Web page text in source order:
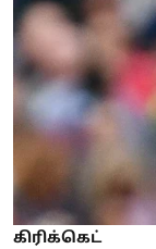
கிரிக்கெட்